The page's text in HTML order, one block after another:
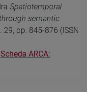
Spatiotemporal
semantic
29, pp. 845-876 (ISSN
Scheda ARCA: